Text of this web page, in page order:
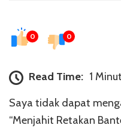
0 0
Read Time: 1
Saya tidak dapat
“Menjahit Retakan